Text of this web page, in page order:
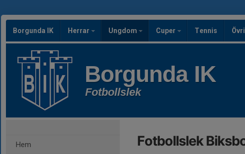
Borgunda IK Herrar Ungdom Cuper Tennis
Borgunda IK
Fotbollslek
Hem Fotbollslek